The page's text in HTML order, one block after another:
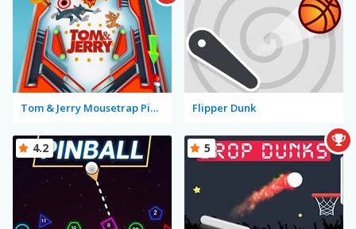
Tom & Jerry Mousetrap Pinball Flipper Dunk
4.2 5